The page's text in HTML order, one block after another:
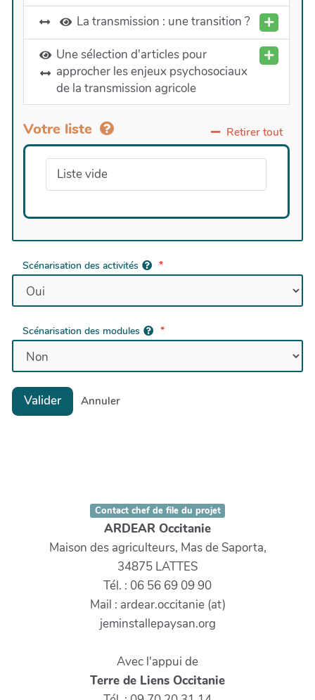
La transmission : une transition ?
Une sélection d'articles pour
approcher les enjeux psychosociaux
de la transmission agricole
Votre liste Retirer tout
Liste vide
Scénarisation des activités
Scénarisation des modules
Valider Annuler
Contact chef de file du projet
ARDEAR Occitanie
Maison des agriculteurs, Mas de Saporta,
34875 LATTES
Tél. : 06 56 69 09 90
Mail : ardear.occitanie (at)
jeminstallepaysan.org
Avec l'appui de
Terre de Liens Occitanie